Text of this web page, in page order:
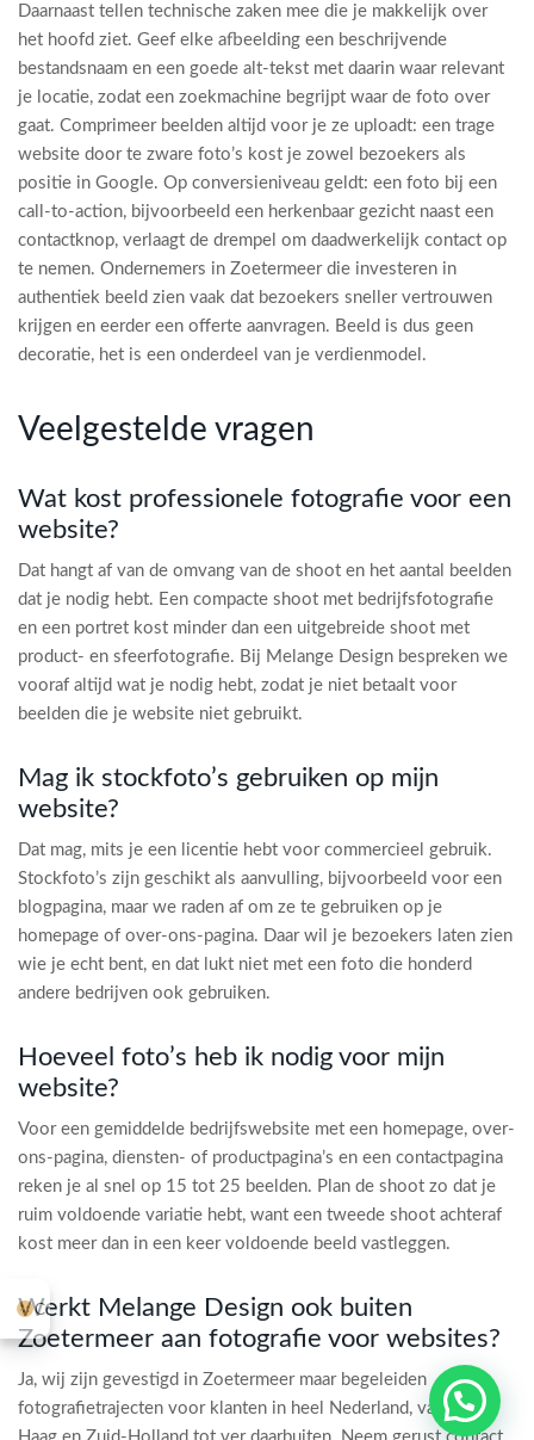
Daarnaast tellen technische zaken mee die je makkelijk over
het hoofd ziet. Geef elke afbeelding een beschrijvende
bestandsnaam en een goede alt-tekst met daarin waar relevant
je locatie, zodat een zoekmachine begrijpt waar de foto over
gaat. Comprimeer beelden altijd voor je ze uploadt: een trage
website door te zware foto’s kost je zowel bezoekers als
positie in Google. Op conversieniveau geldt: een foto bij een
call-to-action, bijvoorbeeld een herkenbaar gezicht naast een
contactknop, verlaagt de drempel om daadwerkelijk contact op
te nemen. Ondernemers in Zoetermeer die investeren in
authentiek beeld zien vaak dat bezoekers sneller vertrouwen
krijgen en eerder een offerte aanvragen. Beeld is dus geen
decoratie, het is een onderdeel van je verdienmodel.
Veelgestelde vragen
Wat kost professionele fotografie voor een
website?
Dat hangt af van de omvang van de shoot en het aantal beelden
dat je nodig hebt. Een compacte shoot met bedrijfsfotografie
en een portret kost minder dan een uitgebreide shoot met
product- en sfeerfotografie. Bij Melange Design bespreken we
vooraf altijd wat je nodig hebt, zodat je niet betaalt voor
beelden die je website niet gebruikt.
Mag ik stockfoto’s gebruiken op mijn
website?
Dat mag, mits je een licentie hebt voor commercieel gebruik.
Stockfoto’s zijn geschikt als aanvulling, bijvoorbeeld voor een
blogpagina, maar we raden af om ze te gebruiken op je
homepage of over-ons-pagina. Daar wil je bezoekers laten zien
wie je echt bent, en dat lukt niet met een foto die honderd
andere bedrijven ook gebruiken.
Hoeveel foto’s heb ik nodig voor mijn
website?
Voor een gemiddelde bedrijfswebsite met een homepage, over-
ons-pagina, diensten- of productpagina’s en een contactpagina
reken je al snel op 15 tot 25 beelden. Plan de shoot zo dat je
ruim voldoende variatie hebt, want een tweede shoot achteraf
kost meer dan in een keer voldoende beeld vastleggen.
Werkt Melange Design ook buiten
Zoetermeer aan fotografie voor websites?
Ja, wij zijn gevestigd in Zoetermeer maar begeleiden
fotografietrajecten voor klanten in heel Nederland, van Den
Cookie-instellingen
Stuur me een appje
1